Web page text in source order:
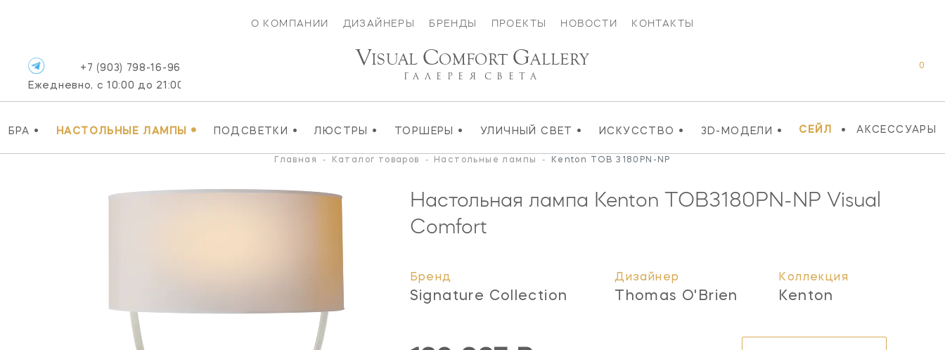
О КОМПАНИИ ДИЗАЙНЕРЫ БРЕНДЫ ПРОЕКТЫ НОВОСТИ КОНТАКТЫ
БРА • НАСТОЛЬНЫЕ ЛАМПЫ • ПОДСВЕТКИ • ЛЮСТРЫ • ТОРШЕРЫ • УЛИЧНЫЙ СВЕТ • ИСКУССТВО • 3D-МОДЕЛИ • СЕЙЛ • АКСЕССУАРЫ
+7 (903) 798-16-96
Ежедневно, с 10:00 до 21:00
0
VISUAL COMFORT GALLERY
ГАЛЕРЕЯ СВЕТА
Главная - Каталог товаров - Настольные лампы - Kenton TOB 3180PN-NP
Настольная лампа Kenton TOB3180PN-NP Visual
Comfort
Бренд
Signature Collection
Дизайнер
Thomas O'Brien
Коллекция
Kenton